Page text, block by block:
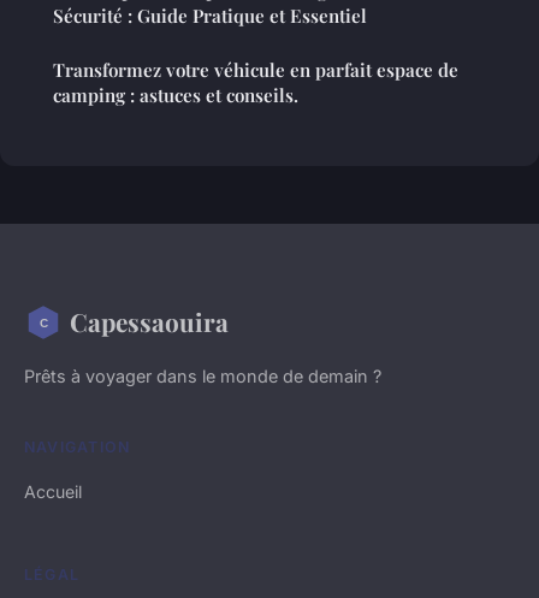
Sécurité : Guide Pratique et Essentiel
Transformez votre véhicule en parfait espace de
camping : astuces et conseils.
Capessaouira
Prêts à voyager dans le monde de demain ?
NAVIGATION
Accueil
LÉGAL